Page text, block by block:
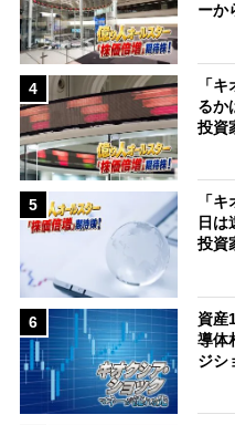
ーか
4
「
るか
投資
5
「
日は
投資
6
資産
導体
ジシ